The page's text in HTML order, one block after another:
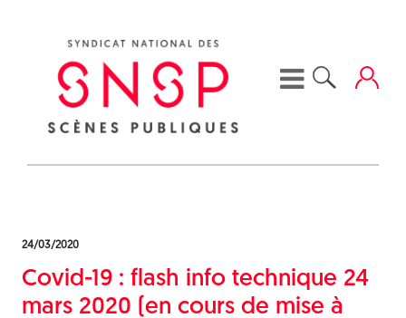
24/03/2020
Covid-19 : flash info technique 24
mars 2020 (en cours de mise à